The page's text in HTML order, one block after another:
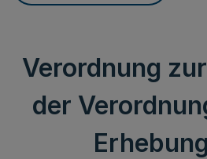
Verordnung
der